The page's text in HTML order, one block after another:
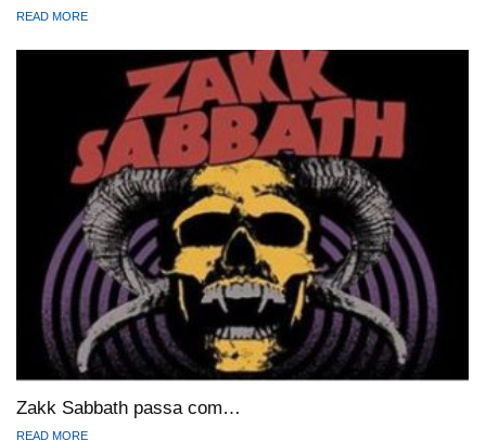
READ MORE
Zakk Sabbath passa com…
READ MORE